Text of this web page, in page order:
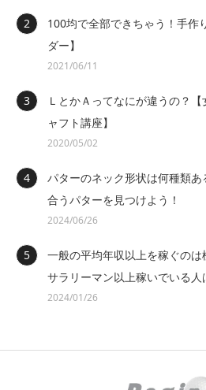
100均で全部できちゃう！手作
ダー】
2021/06/11
ＬとかＡってなにが違うの？
ャフト講座】
2020/05/02
パターのネック形状は何種類
合うパターを見つけよう！
2024/06/26
一般の平均年収以上を稼ぐの
サラリーマン以上稼いでいる人
2024/01/26